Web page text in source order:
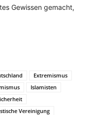
Gewissen gemacht,
Extremismus
Islamisten
Vereinigung